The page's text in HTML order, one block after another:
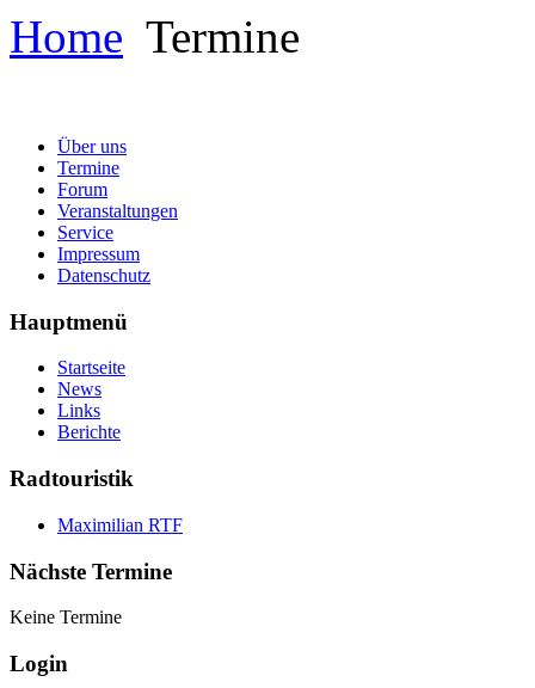
Home Termine
Über uns
Termine
Forum
Veranstaltungen
Service
Impressum
Datenschutz
Hauptmenü
Startseite
News
Links
Berichte
Radtouristik
Maximilian RTF
Nächste Termine
Keine Termine
Login